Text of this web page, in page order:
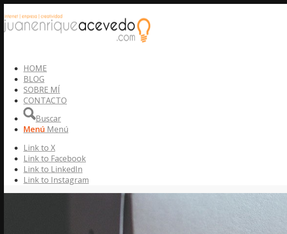
HOME
BLOG
SOBRE MÍ
CONTACTO
Buscar
Menú Menú
Link to X
Link to Facebook
Link to LinkedIn
Link to Instagram